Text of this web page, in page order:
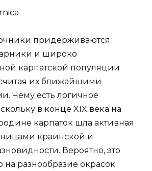
придерживаются
и широко
карпатской популяции
их ближайшими
Чему есть логичное
в конце XIX века на
карпаток шла активная
краинской и
Вероятно, это
на разнообразие окрасок